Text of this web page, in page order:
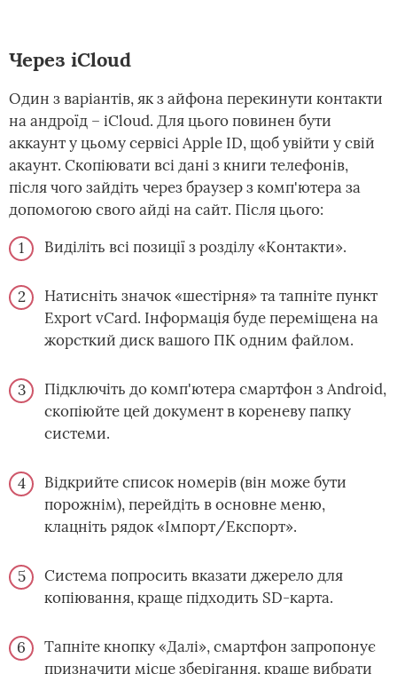
Через iCloud
Один з варіантів, як з айфона перекинути контакти
на андроїд – iCloud. Для цього повинен бути
аккаунт у цьому сервісі Apple ID, щоб увійти у свій
акаунт. Скопіювати всі дані з книги телефонів,
після чого зайдіть через браузер з комп'ютера за
допомогою свого айді на сайт. Після цього:
Виділіть всі позиції з розділу «Контакти».
Натисніть значок «шестірня» та тапніте пункт
Export vCard. Інформація буде переміщена на
жорсткий диск вашого ПК одним файлом.
Підключіть до комп'ютера смартфон з Android,
скопіюйте цей документ в кореневу папку
системи.
Відкрийте список номерів (він може бути
порожнім), перейдіть в основне меню,
клацніть рядок «Імпорт/Експорт».
Система попросить вказати джерело для
копіювання, краще підходить SD-карта.
Тапніте кнопку «Далі», смартфон запропонує
призначити місце зберігання, краще вибрати